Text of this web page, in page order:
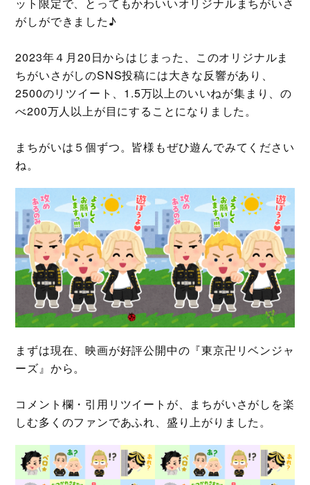
がしができました♪
2023年４月20日からはじまった、このオリジナルま
ちがいさがしのSNS投稿には大きな反響があり、
2500のリツイート、1.5万以上のいいねが集まり、の
べ200万人以上が目にすることになりました。
まちがいは５個ずつ。皆様もぜひ遊んでみてください
ね。
まずは現在、映画が好評公開中の『東京卍リベンジャ
ーズ』から。
コメント欄・引用リツイートが、まちがいさがしを楽
しむ多くのファンであふれ、盛り上がりました。